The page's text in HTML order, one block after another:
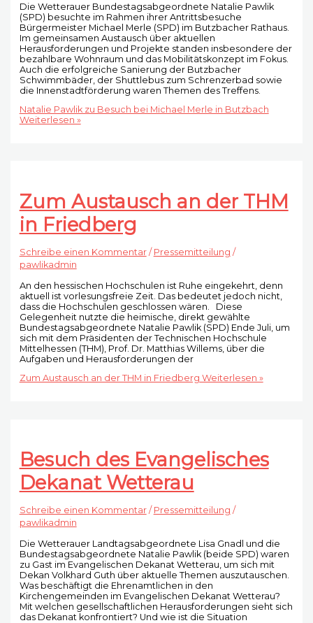
Die Wetterauer Bundestagsabgeordnete Natalie Pawlik
(SPD) besuchte im Rahmen ihrer Antrittsbesuche
Bürgermeister Michael Merle (SPD) im Butzbacher Rathaus.
Im gemeinsamen Austausch über aktuellen
Herausforderungen und Projekte standen insbesondere der
bezahlbare Wohnraum und das Mobilitätskonzept im Fokus.
Auch die erfolgreiche Sanierung der Butzbacher
Schwimmbäder, der Shuttlebus zum Schrenzerbad sowie
die Innenstadtförderung waren Themen des Treffens.
Natalie Pawlik zu Besuch bei Michael Merle in Butzbach
Weiterlesen »
Zum Austausch an der THM
in Friedberg
Schreibe einen Kommentar / Pressemitteilung /
pawlikadmin
An den hessischen Hochschulen ist Ruhe eingekehrt, denn
aktuell ist vorlesungsfreie Zeit. Das bedeutet jedoch nicht,
dass die Hochschulen geschlossen wären. Diese
Gelegenheit nutzte die heimische, direkt gewählte
Bundestagsabgeordnete Natalie Pawlik (SPD) Ende Juli, um
sich mit dem Präsidenten der Technischen Hochschule
Mittelhessen (THM), Prof. Dr. Matthias Willems, über die
Aufgaben und Herausforderungen der
Zum Austausch an der THM in Friedberg Weiterlesen »
Besuch des Evangelisches
Dekanat Wetterau
Schreibe einen Kommentar / Pressemitteilung /
pawlikadmin
Die Wetterauer Landtagsabgeordnete Lisa Gnadl und die
Bundestagsabgeordnete Natalie Pawlik (beide SPD) waren
zu Gast im Evangelischen Dekanat Wetterau, um sich mit
Dekan Volkhard Guth über aktuelle Themen auszutauschen.
Was beschäftigt die Ehrenamtlichen in den
Kirchengemeinden im Evangelischen Dekanat Wetterau?
Mit welchen gesellschaftlichen Herausforderungen sieht sich
das Dekanat konfrontiert? Und wie ist die Situation